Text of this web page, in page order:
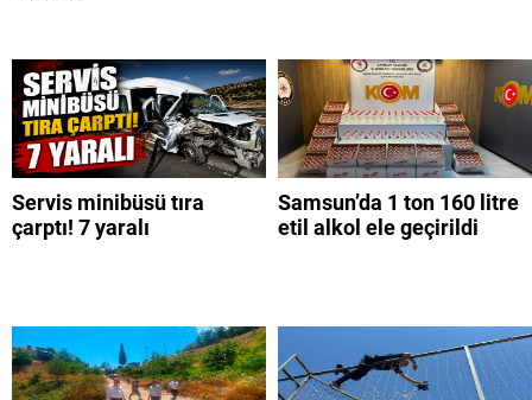
Servis minibüsü tıra
çarptı! 7 yaralı
Samsun’da 1 ton 160 litre
etil alkol ele geçirildi